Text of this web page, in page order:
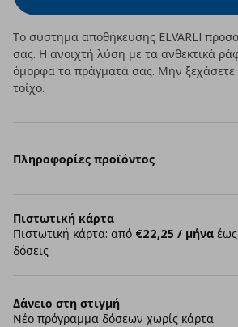
Το σύστημα αποθήκευσης ELVARLI
σας. Η ανοιχτή λύση με τα ανθεκτικά
όμορφα τα πράγματά σας. Μην
τοίχο.
Πληροφορίες προϊόντος
Πιστωτική κάρτα
Πιστωτική κάρτα: από €22,25 / μήνα
δόσεις
Δάνειο στη στιγμή
Νέο πρόγραμμα δόσεων χωρίς κάρτα